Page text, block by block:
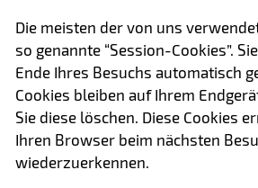
Die meisten der von uns
so genannte “Session-Cookies”.
Ende Ihres Besuchs automatisch
Cookies bleiben auf Ihrem
Sie diese löschen. Diese Cookies
Ihren Browser beim nächsten
wiederzuerkennen.